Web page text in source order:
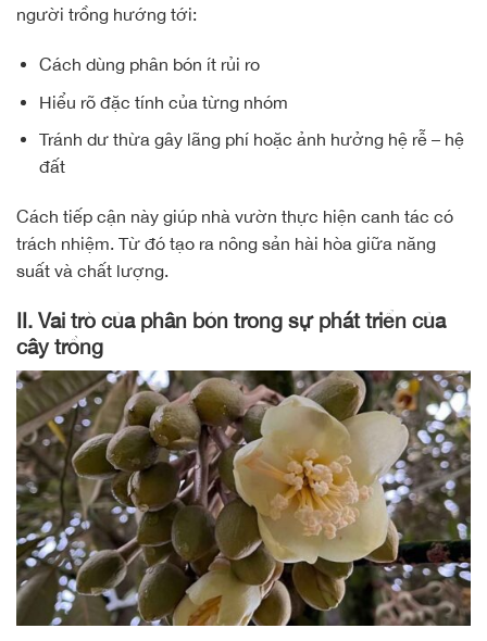
người trồng hướng tới:
Cách dùng phân bón ít rủi ro
Hiểu rõ đặc tính của từng nhóm
Tránh dư thừa gây lãng phí hoặc ảnh hưởng hệ rễ – hệ
đất
Cách tiếp cận này giúp nhà vườn thực hiện canh tác có
trách nhiệm. Từ đó tạo ra nông sản hài hòa giữa năng
suất và chất lượng.
II. Vai trò của phân bón trong sự phát triển của
cây trồng